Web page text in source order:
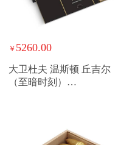
￥ 5260.00
大卫杜夫 温斯顿 丘吉尔
（至暗时刻）
“THE LATE HOUR”